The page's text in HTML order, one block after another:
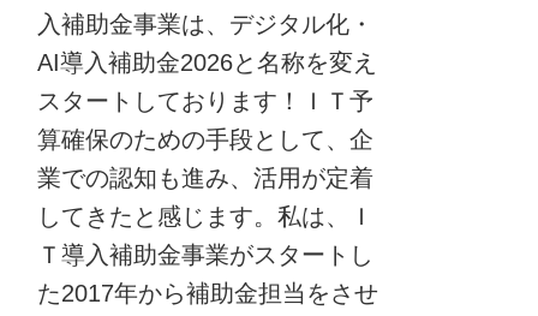
入補助金事業は、デジタル化・
AI導入補助金2026と名称を変え
スタートしております！ＩＴ予
算確保のための手段として、企
業での認知も進み、活用が定着
してきたと感じます。私は、Ｉ
Ｔ導入補助金事業がスタートし
た2017年から補助金担当をさせ